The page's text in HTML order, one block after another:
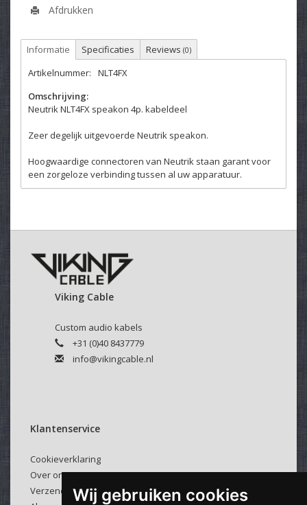
Wij gebruiken cookies
Afdrukken
Informatie Specificaties Reviews (0)
Artikelnummer:
NLT4FX
Omschrijving:
Neutrik NLT4FX speakon 4p. kabeldeel
Zeer degelijk uitgevoerde Neutrik speakon.
Hoogwaardige connectoren van Neutrik staan garant voor
een zorgeloze verbinding tussen al uw apparatuur.
Viking Cable
Custom audio kabels
+31 (0)40 8437779
info@vikingcable.nl
Klantenservice
Cookieverklaring
Over ons
Verzenden & retourneren